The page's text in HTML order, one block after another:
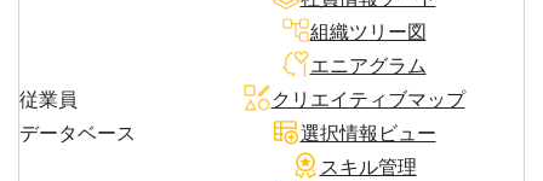
従業員
データベース
組織ツリー図
エニアグラム
クリエイティブマップ
選択情報ビュー
スキル管理